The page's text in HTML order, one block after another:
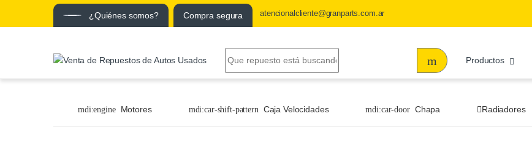
¿Quiénes somos? Compra segura atencionalcliente@granparts.com.ar
Productos
Motores Caja Velocidades Chapa Radiadores